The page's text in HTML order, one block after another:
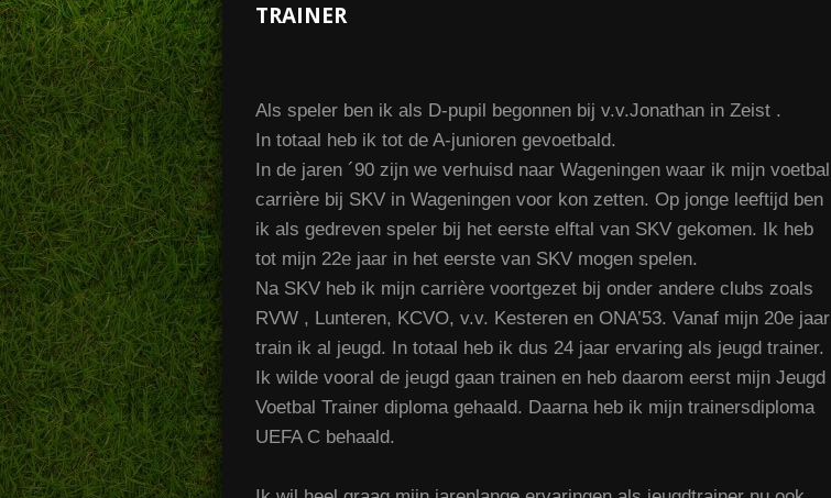
TRAINER
Als speler ben ik als D-pupil begonnen bij v.v.Jonathan in Zeist .
In totaal heb ik tot de A-junioren gevoetbald.
In de jaren ´90 zijn we verhuisd naar Wageningen waar ik mijn voetbal
carrière bij SKV in Wageningen voor kon zetten. Op jonge leeftijd ben
ik als gedreven speler bij het eerste elftal van SKV gekomen. Ik heb
tot mijn 22e jaar in het eerste van SKV mogen spelen.
Na SKV heb ik mijn carrière voortgezet bij onder andere clubs zoals
RVW , Lunteren, KCVO, v.v. Kesteren en ONA’53. Vanaf mijn 20e jaar
train ik al jeugd. In totaal heb ik dus 24 jaar ervaring als jeugd trainer.
Ik wilde vooral de jeugd gaan trainen en heb daarom eerst mijn Jeugd
Voetbal Trainer diploma gehaald. Daarna heb ik mijn trainersdiploma
UEFA C behaald.